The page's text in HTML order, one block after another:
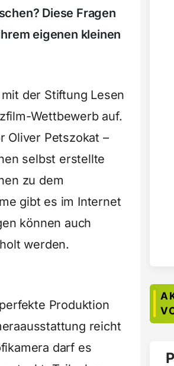
Diese Fragen
eigenen kleinen
der Stiftung Lesen
Wettbewerb auf.
Oliver Petszokat –
selbst erstellte
zu dem
gibt es im Internet
können auch
werden.
Produktion
reicht
darf es